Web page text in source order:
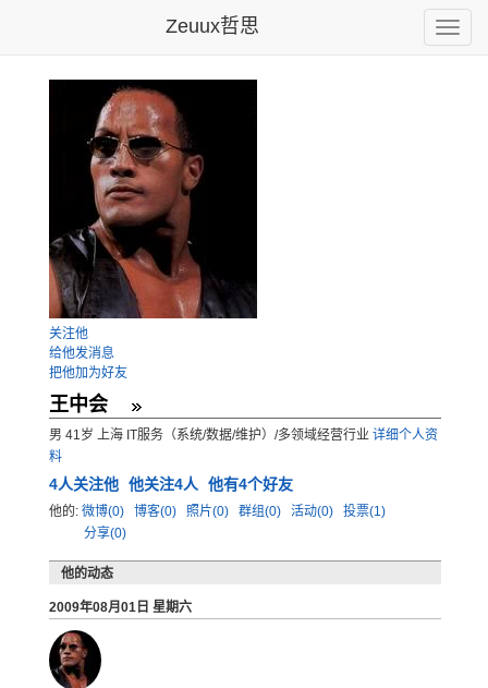
Toggle
Zeuux哲思
关注他
给他发消息
把他加为好友
王中会
男 41岁 上海 IT服务（系统/数据/维护）/多领域经营行业 详细个人资
料
4人关注他 他关注4人 他有4个好友
他的: 微博(0) 博客(0) 照片(0) 群组(0) 活动(0)
投票(1)
分享(0)
他的动态
2009年08月01日 星期六